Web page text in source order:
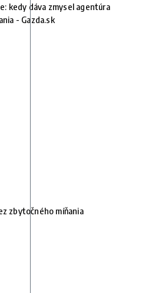
kedy dáva zmysel agentúra
- Gazda.sk
zbytočného míňania